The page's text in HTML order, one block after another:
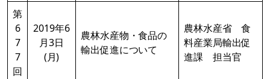
第
6
7
7
回
2019年6
月3日
(月)
農林水産物・食品の
輸出促進について
農林水産省 食
料産業局輸出促
進課 担当官